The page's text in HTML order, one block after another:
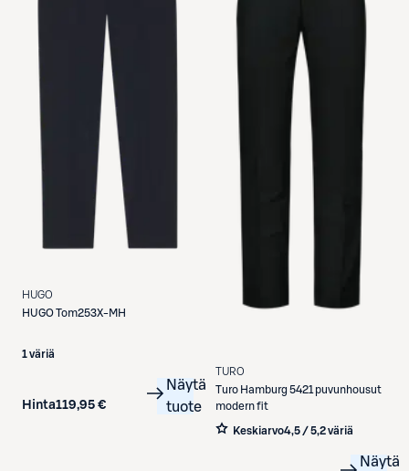
HUGO
HUGOTom253X-MH
1 väriä
Hinta119,95 €
Näytä
tuote
TURO
Turo Hamburg 5421 puvunhousut
modern fit
Keskiarvo4,5 / 5,2 väriä
Näytä